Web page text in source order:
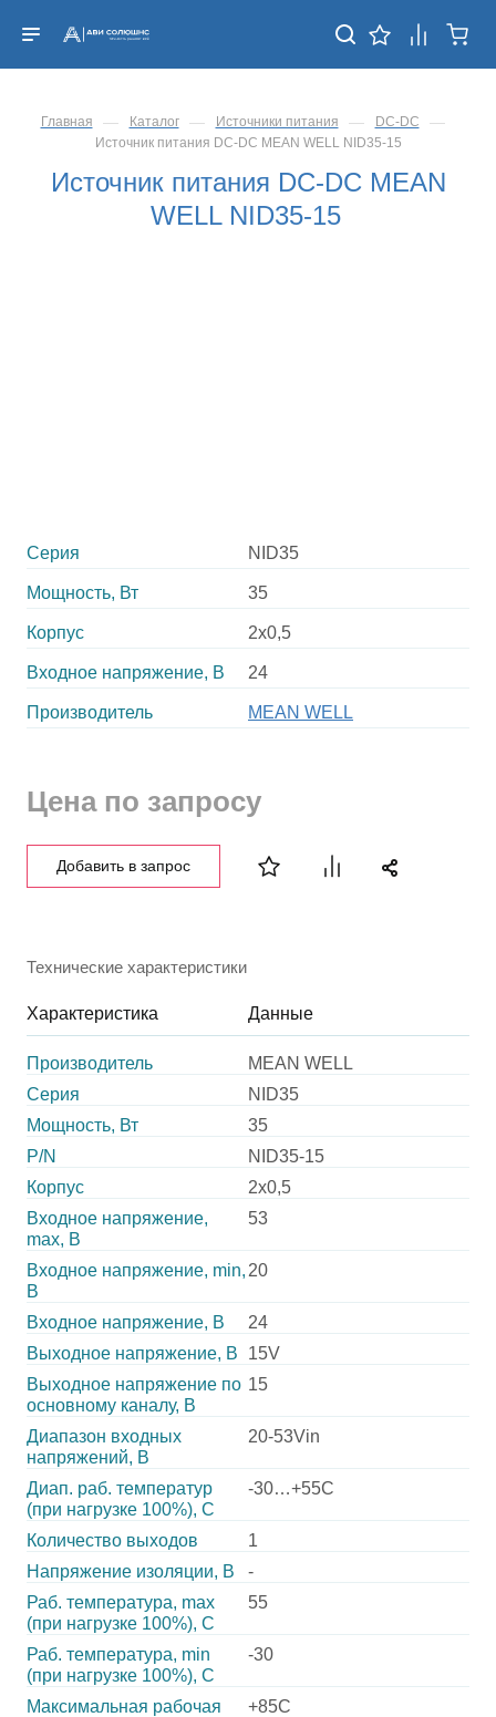
Главная — Каталог — Источники питания — DC-DC —
Источник питания DC-DC MEAN WELL NID35-15
Источник питания DC-DC MEAN
WELL NID35-15
Серия NID35
Мощность, Вт 35
Корпус 2x0,5
Входное напряжение, В 24
Производитель MEAN WELL
Цена по запросу
Добавить в запрос
Технические характеристики
Характеристика Данные
Производитель
MEAN WELL
Серия
NID35
Мощность, Вт
35
P/N
NID35-15
Корпус
2x0,5
Входное напряжение,
max, В
53
Входное напряжение, min,
В
20
Входное напряжение, В
24
Выходное напряжение, В
15V
Выходное напряжение по
основному каналу, В
15
Диапазон входных
напряжений, В
20-53Vin
Диап. раб. температур
(при нагрузке 100%), C
-30…+55C
Количество выходов
1
Напряжение изоляции, В
-
Раб. температура, max
(при нагрузке 100%), C
55
Раб. температура, min
(при нагрузке 100%), C
-30
Максимальная рабочая
+85C